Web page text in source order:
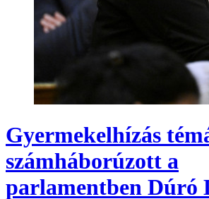
Gyermekelhízás
számháborúzott a
parlamentben Dúró